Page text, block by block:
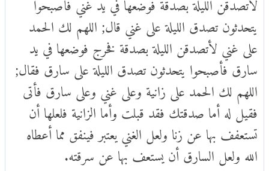
يتحدثون تصدق الليلة على غني قال; اللهم لك الحمد
على غني لأتصدقن الليلة بصدقة فخرج فوضعها في يد
سارق فأصبحوا يتحدثون تصدق الليلة على سارق فقال;
اللهم لك الحمد على زانية وعلى غني وعلى سارق فأتى
فقيل له أما صدقتك فقد قبلت وأما الزانية فلعلها أن
تستعفف بها عن زنا ولعل الغني يعتبر فينفق مما أعطاه
الله ولعل السارق أن يستعف بها عن سرقته.